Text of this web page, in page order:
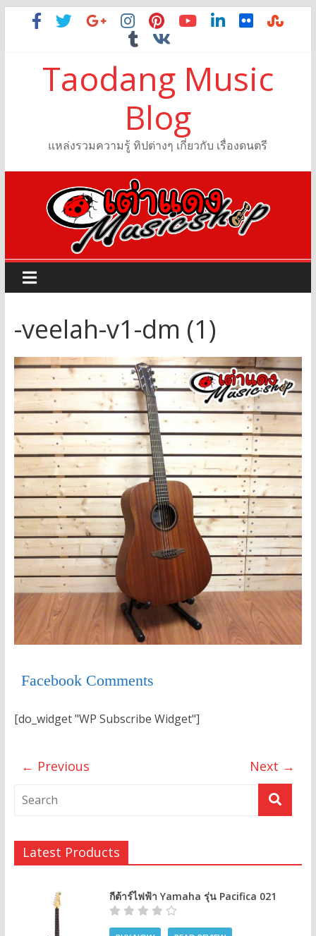
Taodang Music
Blog
แหล่งรวมความรู้ ทิปต่างๆ เกี่ยวกับ เรื่องดนตรี
-veelah-v1-dm (1)
Facebook Comments
[do_widget "WP Subscribe Widget"]
← Previous Next →
Latest Products
กีต้าร์ไฟฟ้า Yamaha รุ่น Pacifica 021